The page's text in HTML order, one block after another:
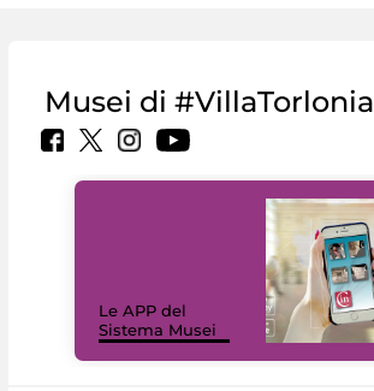
Musei di #VillaTorlonia
Le APP del
Sistema Musei